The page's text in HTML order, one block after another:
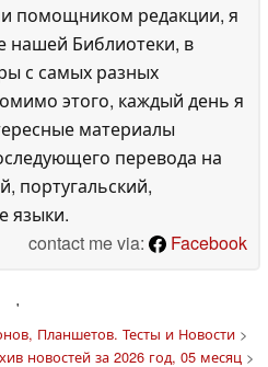
помощником редакции, я
нашей Библиотеки, в
с самых разных
этого, каждый день я
материалы
перевода на
португальский,
языки.
contact me via:
Facebook
'
Планшетов. Тесты и Новости>
новостей за 2026 год, 05 месяц >